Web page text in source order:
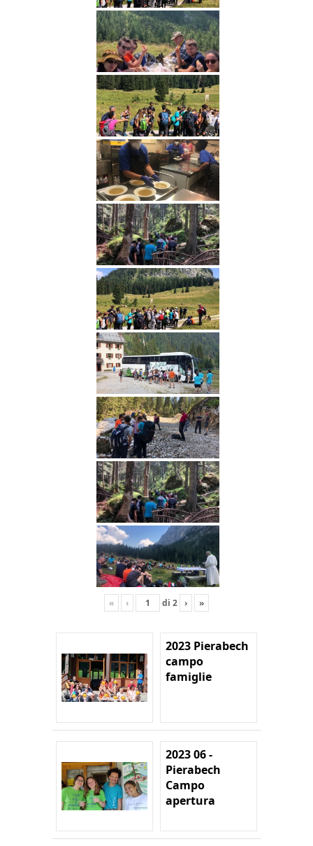
« ‹ di 2 › »
2023 Pierabech
campo
famiglie
2023 06 -
Pierabech
Campo
apertura